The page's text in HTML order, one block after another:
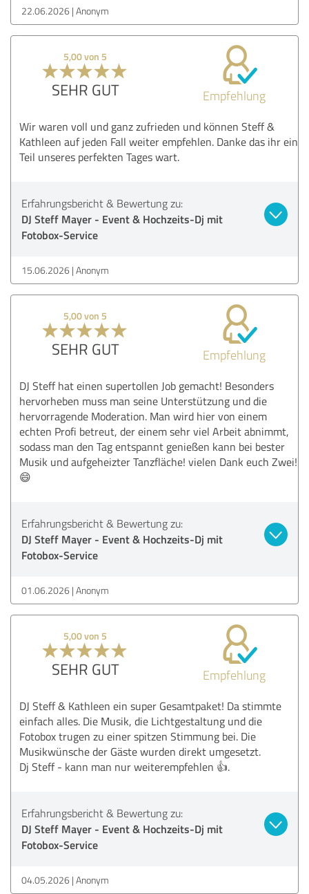
22.06.2026 Anonym
5,00 von 5
SEHR GUT Empfehlung
Wir waren voll und ganz zufrieden und können Steff &
Kathleen auf jeden Fall weiter empfehlen. Danke das ihr ein
Teil unseres perfekten Tages wart.
Erfahrungsbericht & Bewertung zu:
DJ Steff Mayer - Event & Hochzeits-Dj mit
Fotobox-Service
15.06.2026 Anonym
5,00 von 5
SEHR GUT Empfehlung
DJ Steff hat einen supertollen Job gemacht! Besonders
hervorheben muss man seine Unterstützung und die
hervorragende Moderation. Man wird hier von einem
echten Profi betreut, der einem sehr viel Arbeit abnimmt,
sodass man den Tag entspannt genießen kann bei bester
Musik und aufgeheizter Tanzfläche! vielen Dank euch Zwei!
😄
Erfahrungsbericht & Bewertung zu:
DJ Steff Mayer - Event & Hochzeits-Dj mit
Fotobox-Service
01.06.2026 Anonym
5,00 von 5
SEHR GUT Empfehlung
DJ Steff & Kathleen ein super Gesamtpaket! Da stimmte
einfach alles. Die Musik, die Lichtgestaltung und die
Fotobox trugen zu einer spitzen Stimmung bei. Die
Musikwünsche der Gäste wurden direkt umgesetzt.
Dj Steff - kann man nur weiterempfehlen 👍.
Erfahrungsbericht & Bewertung zu:
DJ Steff Mayer - Event & Hochzeits-Dj mit
Fotobox-Service
04.05.2026 Anonym